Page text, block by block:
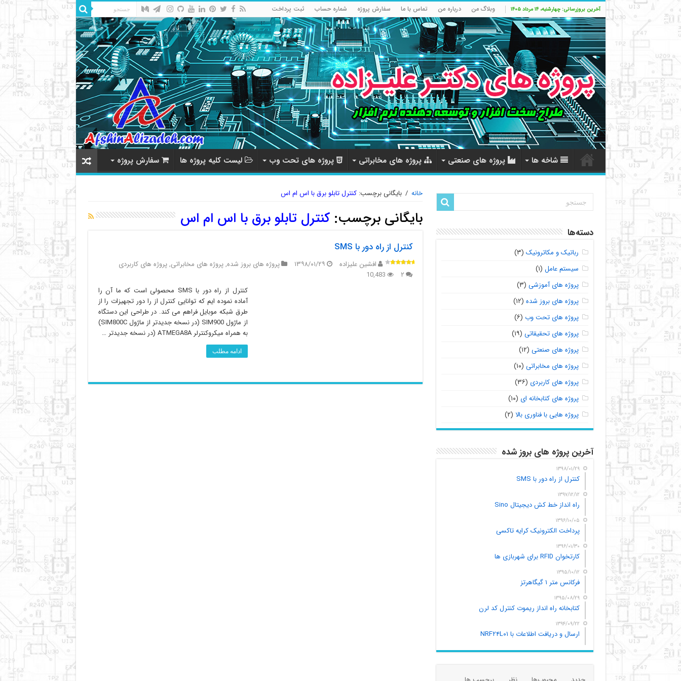
آخرین بروزرسانی: چهارشنبه، ۱۴ مرداد ۱۴۰۵ وبلاگ من درباره من تماس با ما سفارش پروژه شماره حساب ثبت پرداخت
شاخه ها پروژه های صنعتی پروژه های مخابراتی پروژه های تحت وب لیست کلیه پروژه ها سفارش پروژه
خانه / بایگانی برچسب:کنترل تابلو برق با اس ام اس
بایگانی برچسب:کنترل تابلو برق با اس ام اس
کنترل از راه دور با SMS
افشین علیزاده ۱۳۹۸/۰۱/۲۹ پروژه های بروز شده,پروژه های مخابراتی,پروژه های کاربردی
۲
10,483
کنترل از راه دور با SMS محصولی است که ما آن را
آماده نموده ایم که توانایی کنترل از را دور تجهیزات را از
طرق شبکه موبایل فراهم می کند. در طراحی این دستگاه
از ماژول SIM900 (در نسخه جدیدتر از ماژول SIM800C)
به همراه میکروکنترلر ATMEGA8A (در نسخه جدیدتر …
ادامه مطلب
دسته‌ها
رباتیک و مکاترونیک (۳)
سیستم عامل (۱)
پروژه های آموزشی (۳)
پروژه های بروز شده (۱۲)
پروژه های تحت وب (۶)
پروژه های تحقیقاتی (۱۹)
پروژه های صنعتی (۱۲)
پروژه های مخابراتی (۱۰)
پروژه های کاربردی (۳۶)
پروژه های کتابخانه ای (۱۰)
پروژه هایی با فناوری بالا (۲)
آخرین پروژه های بروز شده
۱۳۹۸/۰۱/۲۹
کنترل از راه دور با SMS
۱۳۹۷/۱۲/۱۲
راه انداز خط کش دیجیتال Sino
۱۳۹۶/۱۰/۰۵
پرداخت الکترونیک کرایه تاکسی
۱۳۹۶/۰۱/۳۰
کارتخوان RFID برای شهربازی ها
۱۳۹۵/۱۰/۱۲
فرکانس متر ۱ گیگاهرتز
۱۳۹۵/۰۸/۲۹
کتابخانه راه انداز ریموت کنترل کد لرن
۱۳۹۴/۰۹/۲۲
ارسال و دریافت اطلاعات با NRF۲۴L۰۱